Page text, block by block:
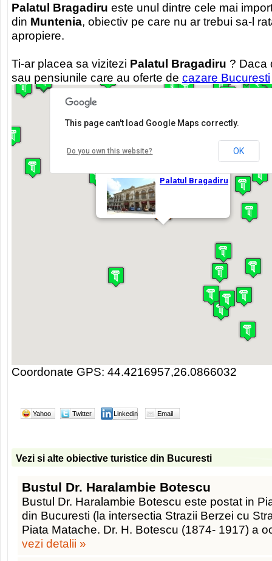
Palatul Bragadiru este unul dintre cele mai
din Muntenia, obiectiv pe care nu ar trebui sa-l
apropiere.
Ti-ar placea sa vizitezi Palatul Bragadiru ? Daca
sau pensiunile care au oferte de cazare Bucuresti
Coordonate GPS: 44.4216957,26.0866032
Yahoo Twitter Linkedin Email
Vezi si alte obiective turistice din Bucuresti
Bustul Dr. Haralambie Botescu
Bustul Dr. Haralambie Botescu este postat in
din Bucuresti (la intersectia Strazii Berzei cu
Piata Matache. Dr. H. Botescu (1874- 1917) a
vezi detalii »